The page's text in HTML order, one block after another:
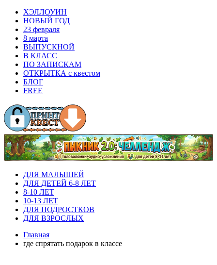
ХЭЛЛОУИН
НОВЫЙ ГОД
23 февраля
8 марта
ВЫПУСКНОЙ
В КЛАСС
ПО ЗАПИСКАМ
ОТКРЫТКА с квестом
БЛОГ
FREE
ДЛЯ МАЛЫШЕЙ
ДЛЯ ДЕТЕЙ 6-8 ЛЕТ
8-10 ЛЕТ
10-13 ЛЕТ
ДЛЯ ПОДРОСТКОВ
ДЛЯ ВЗРОСЛЫХ
Главная
где спрятать подарок в классе